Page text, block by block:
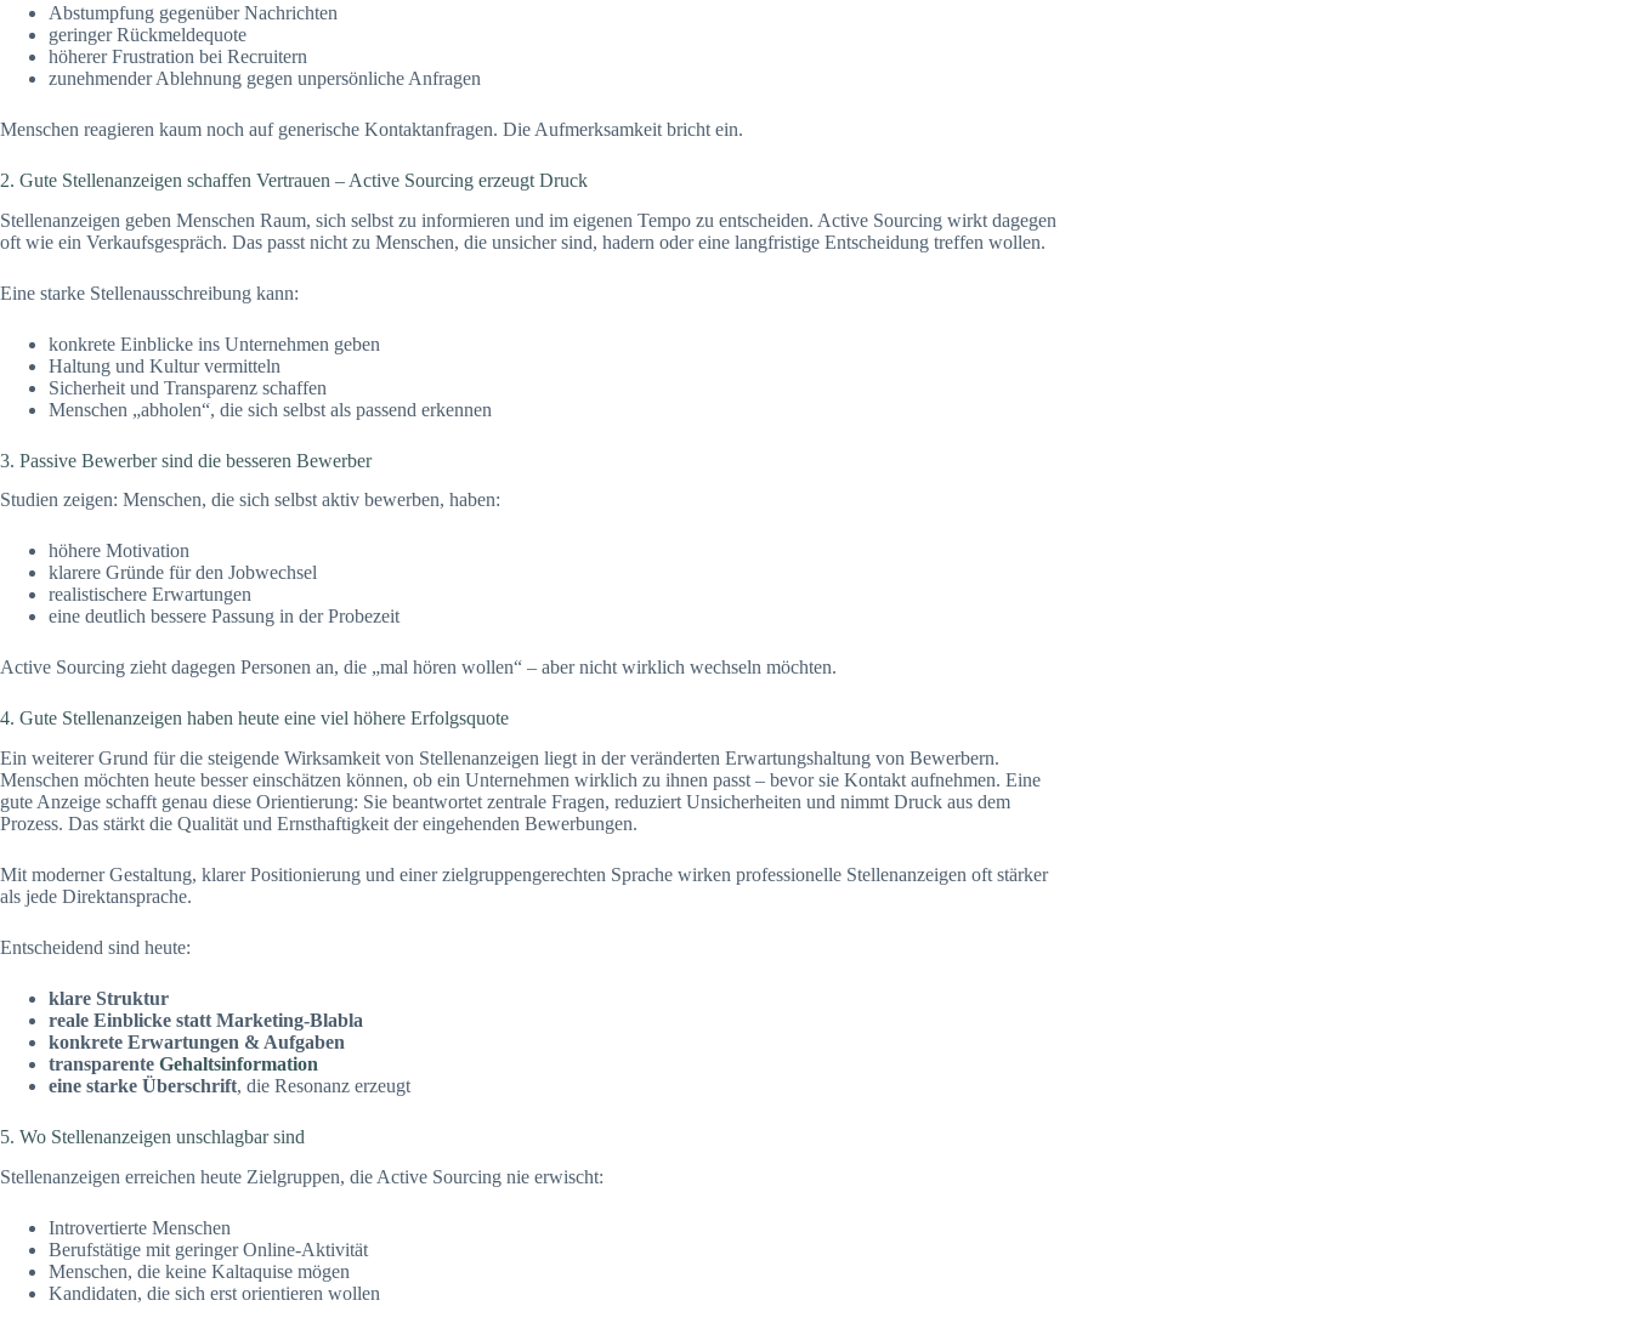
Abstumpfung gegenüber Nachrichten
geringer Rückmeldequote
höherer Frustration bei Recruitern
zunehmender Ablehnung gegen unpersönliche Anfragen
Menschen reagieren kaum noch auf generische Kontaktanfragen. Die Aufmerksamkeit bricht ein.
2. Gute Stellenanzeigen schaffen Vertrauen – Active Sourcing erzeugt Druck
Stellenanzeigen geben Menschen Raum, sich selbst zu informieren und im eigenen Tempo zu entscheiden. Active Sourcing wirkt dagegen
oft wie ein Verkaufsgespräch. Das passt nicht zu Menschen, die unsicher sind, hadern oder eine langfristige Entscheidung treffen wollen.
Eine starke Stellenausschreibung kann:
konkrete Einblicke ins Unternehmen geben
Haltung und Kultur vermitteln
Sicherheit und Transparenz schaffen
Menschen „abholen“, die sich selbst als passend erkennen
3. Passive Bewerber sind die besseren Bewerber
Studien zeigen: Menschen, die sich selbst aktiv bewerben, haben:
höhere Motivation
klarere Gründe für den Jobwechsel
realistischere Erwartungen
eine deutlich bessere Passung in der Probezeit
Active Sourcing zieht dagegen Personen an, die „mal hören wollen“ – aber nicht wirklich wechseln möchten.
4. Gute Stellenanzeigen haben heute eine viel höhere Erfolgsquote
Ein weiterer Grund für die steigende Wirksamkeit von Stellenanzeigen liegt in der veränderten Erwartungshaltung von Bewerbern.
Menschen möchten heute besser einschätzen können, ob ein Unternehmen wirklich zu ihnen passt – bevor sie Kontakt aufnehmen. Eine
gute Anzeige schafft genau diese Orientierung: Sie beantwortet zentrale Fragen, reduziert Unsicherheiten und nimmt Druck aus dem
Prozess. Das stärkt die Qualität und Ernsthaftigkeit der eingehenden Bewerbungen.
Mit moderner Gestaltung, klarer Positionierung und einer zielgruppengerechten Sprache wirken professionelle Stellenanzeigen oft stärker
als jede Direktansprache.
Entscheidend sind heute:
klare Struktur
reale Einblicke statt Marketing-Blabla
konkrete Erwartungen & Aufgaben
transparente Gehaltsinformation
eine starke Überschrift, die Resonanz erzeugt
5. Wo Stellenanzeigen unschlagbar sind
Stellenanzeigen erreichen heute Zielgruppen, die Active Sourcing nie erwischt:
Introvertierte Menschen
Berufstätige mit geringer Online-Aktivität
Menschen, die keine Kaltaquise mögen
Kandidaten, die sich erst orientieren wollen